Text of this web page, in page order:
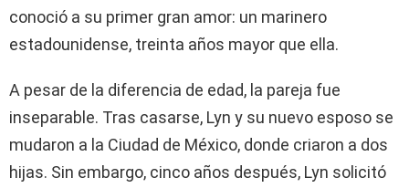
conoció a su primer gran amor: un marinero
estadounidense, treinta años mayor que ella.
A pesar de la diferencia de edad, la pareja fue
inseparable. Tras casarse, Lyn y su nuevo esposo se
mudaron a la Ciudad de México, donde criaron a dos
hijas. Sin embargo, cinco años después, Lyn solicitó